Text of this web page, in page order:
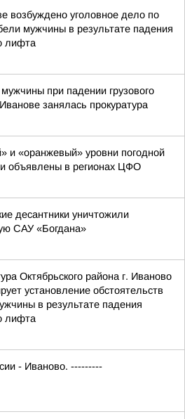
возбуждено уголовное дело по
мужчины в результате падения
лифта
при падении грузового
занялась прокуратура
и «оранжевый» уровни погодной
объявлены в регионах ЦФО
десантники уничтожили
САУ «Богдана»
Октябрьского района г. Иваново
установление обстоятельств
в результате падения
лифта
- Иваново. ---------